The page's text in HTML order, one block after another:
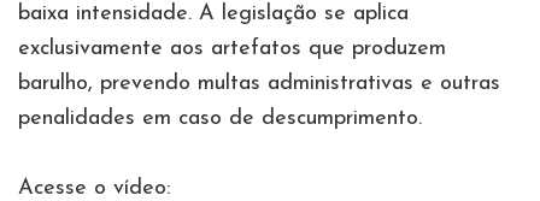
baixa intensidade. A legislação se aplica
exclusivamente aos artefatos que produzem
barulho, prevendo multas administrativas e outras
penalidades em caso de descumprimento.
Acesse o vídeo: